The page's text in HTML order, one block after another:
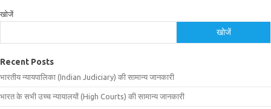
खोजें
खोजें
Recent Posts
भारतीय न्यायपालिका (Indian Judiciary) की सामान्य जानकारी
भारत के सभी उच्च न्यायालयों (High Courts) की सामान्य जानकारी